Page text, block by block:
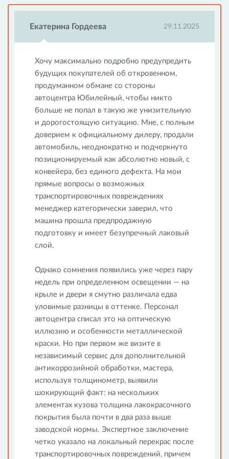
Екатерина Гордеева 29.11.2025
Хочу максимально подробно предупредить
будущих покупателей об откровенном,
продуманном обмане со стороны
автоцентра Юбилейный, чтобы никто
больше не попал в такую же унизительную
и дорогостоящую ситуацию. Мне, с полным
доверием к официальному дилеру, продали
автомобиль, неоднократно и подчеркнуто
позиционируемый как абсолютно новый, с
конвейера, без единого дефекта. На мои
прямые вопросы о возможных
транспортировочных повреждениях
менеджер категорически заверил, что
машина прошла предпродажную
подготовку и имеет безупречный лаковый
слой.
Однако сомнения появились уже через пару
недель при определенном освещении — на
крыле и двери я смутно различала едва
уловимые разницы в оттенке. Персонал
автоцентра списал это на оптическую
иллюзию и особенности металлической
краски. Но при первом же визите в
независимый сервис для дополнительной
антикоррозийной обработки, мастера,
используя толщинометр, выявили
шокирующий факт: на нескольких
элементах кузова толщина лакокрасочного
покрытия была почти в два раза выше
заводской нормы. Экспертное заключение
четко указало на локальный перекрас после
транспортировочных повреждений, причем